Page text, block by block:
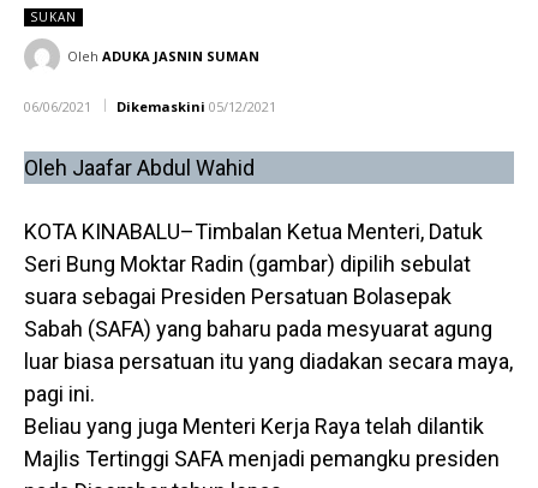
SUKAN
Oleh ADUKA JASNIN SUMAN
06/06/2021 Dikemaskini 05/12/2021
Oleh Jaafar Abdul Wahid
KOTA KINABALU–Timbalan Ketua Menteri, Datuk
Seri Bung Moktar Radin (gambar) dipilih sebulat
suara sebagai Presiden Persatuan Bolasepak
Sabah (SAFA) yang baharu pada mesyuarat agung
luar biasa persatuan itu yang diadakan secara maya,
pagi ini.
Beliau yang juga Menteri Kerja Raya telah dilantik
Majlis Tertinggi SAFA menjadi pemangku presiden